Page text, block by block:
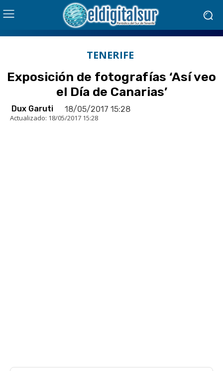
TENERIFE
Exposición de fotografías ‘Así veo
el Día de Canarias’
Dux Garuti 18/05/2017 15:28
Actualizado: 18/05/2017 15:28